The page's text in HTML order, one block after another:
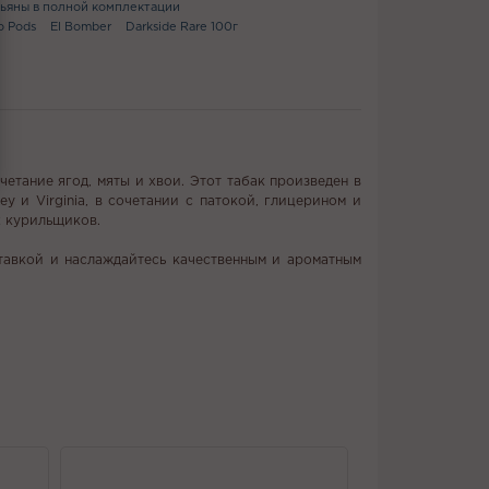
в полной комплектации
Pods El Bomber
Darkside Rare 100г
ягод, мяты и хвои. Этот табак произведен в
и Virginia, в сочетании с патокой, глицерином и
курильщиков.
и наслаждайтесь качественным и ароматным